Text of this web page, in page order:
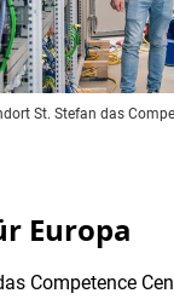
St. Stefan das
Europa
Competence